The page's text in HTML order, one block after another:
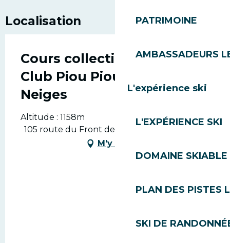
PATRIMOINE
AMBASSADEURS
L'expérience ski
L'EXPÉRIENCE SKI
DOMAINE SKIABLE
PLAN DES PISTES
SKI DE
Localisation
Cours collectifs de ski -
Club Piou Piou - Jardin des
Neiges
Altitude : 1158m
105 route du Front de Neige, 74260 Les Gets
M'y rendre